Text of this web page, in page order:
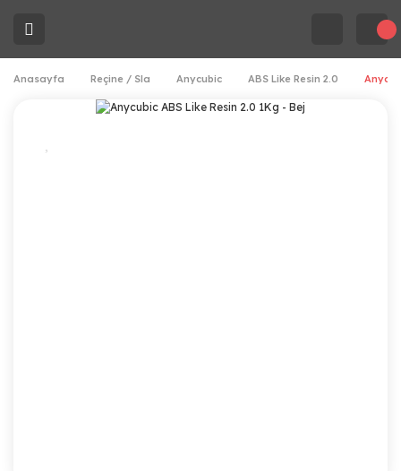
Anasayfa Reçine / Sla Anycubic ABS Like Resin 2.0